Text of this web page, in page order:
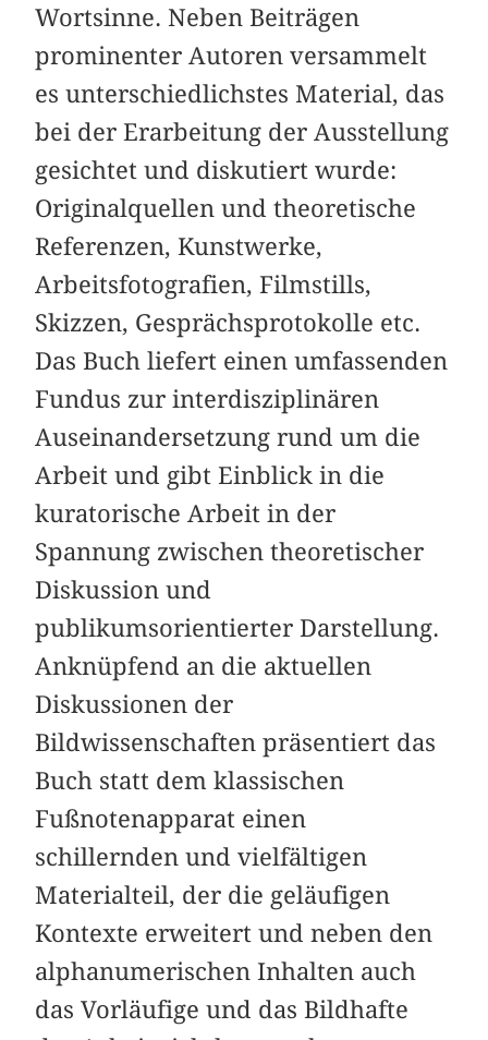
Wortsinne. Neben Beiträgen
prominenter Autoren versammelt
es unterschiedlichstes Material, das
bei der Erarbeitung der Ausstellung
gesichtet und diskutiert wurde:
Originalquellen und theoretische
Referenzen, Kunstwerke,
Arbeitsfotografien, Filmstills,
Skizzen, Gesprächsprotokolle etc.
Das Buch liefert einen umfassenden
Fundus zur interdisziplinären
Auseinandersetzung rund um die
Arbeit und gibt Einblick in die
kuratorische Arbeit in der
Spannung zwischen theoretischer
Diskussion und
publikumsorientierter Darstellung.
Anknüpfend an die aktuellen
Diskussionen der
Bildwissenschaften präsentiert das
Buch statt dem klassischen
Fußnotenapparat einen
schillernden und vielfältigen
Materialteil, der die geläufigen
Kontexte erweitert und neben den
alphanumerischen Inhalten auch
das Vorläufige und das Bildhafte